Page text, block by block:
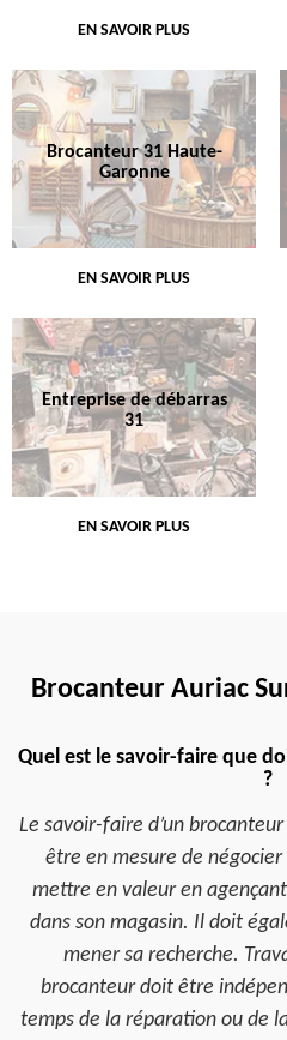
EN SAVOIR PLUS
Brocanteur 31 Haute-
Garonne
EN SAVOIR PLUS
Entreprise de débarras
31
EN SAVOIR PLUS
Brocanteur Auriac
Quel est le savoir-faire que
?
Le savoir-faire d’un
être en mesure de
mettre en valeur en
dans son magasin. Il doit
mener sa recherche.
brocanteur doit être
temps de la réparation ou de